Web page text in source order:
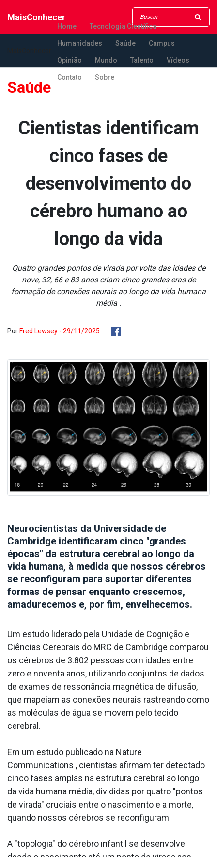
MaisConhecer
Home Tecnologia Científica
Humanidades Saúde Campus
Opinião Mundo Talento Vídeos
Contato Sobre
Saúde
Cientistas identificam
cinco fases de
desenvolvimento do
cérebro humano ao
longo da vida
Quatro grandes pontos de virada por volta das idades de
nove, 32, 66 e 83 anos criam cinco grandes eras de
formação de conexões neurais ao longo da vida humana
média .
Por Fred Lewsey - 29/11/2025
Neurocientistas da Universidade de
Cambridge identificaram cinco "grandes
épocas" da estrutura cerebral ao longo da
vida humana, à medida que nossos cérebros
se reconfiguram para suportar diferentes
formas de pensar enquanto crescemos,
amadurecemos e, por fim, envelhecemos.
Um estudo liderado pela Unidade de Cognição e
Ciências Cerebrais do MRC de Cambridge comparou
os cérebros de 3.802 pessoas com idades entre
zero e noventa anos, utilizando conjuntos de dados
de exames de ressonância magnética de difusão,
que mapeiam as conexões neurais rastreando como
as moléculas de água se movem pelo tecido
cerebral.
Em um estudo publicado na Nature
Communications , cientistas afirmam ter detectado
cinco fases amplas na estrutura cerebral ao longo
da vida humana média, divididas por quatro "pontos
de virada" cruciais entre o nascimento e a morte,
quando nossos cérebros se reconfiguram.
A "topologia" do cérebro infantil se desenvolve